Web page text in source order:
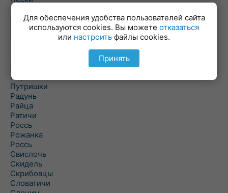
Петревичи
Погородно
Пограничный
Подлабенье
Подольцы
Подороск
Поречье
Порозово
Путришки
Радунь
Райца
Ратичи
Роcсь
Рожанка
Россь
Свислочь
Скидель
Скрибовцы
Словатичи
Для обеспечения удобства пользователей сайта
используются cookies. Вы можете отказаться
или настроить файлы cookies.
Принять